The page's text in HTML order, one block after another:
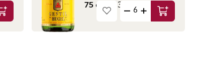
Ajouter au panier
75 cl (19.33 CHF / l)
Ajouter